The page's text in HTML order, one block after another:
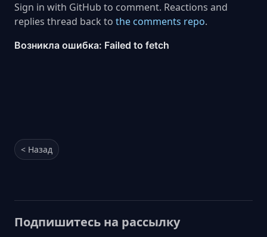
Sign in with GitHub to comment. Reactions and
replies thread back to the comments repo.
< Назад
Подпишитесь на рассылку